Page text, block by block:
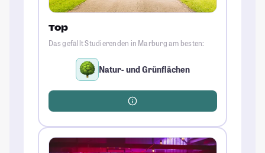
Top
Das gefällt Studierenden in Marburg am besten:
Natur- und Grünflächen